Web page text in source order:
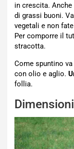
in crescita.
di grassi buoni.
vegetali e non
Per comporre il
stracotta.
Come spuntino
con olio e aglio.
follia.